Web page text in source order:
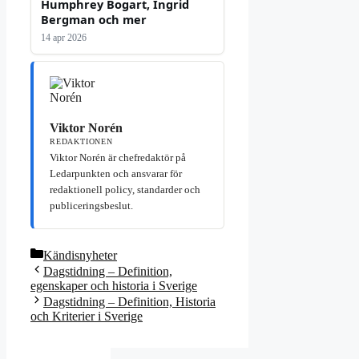
Humphrey Bogart, Ingrid
Bergman och mer
14 apr 2026
Viktor Norén
REDAKTIONEN
Viktor Norén är chefredaktör på
Ledarpunkten och ansvarar för
redaktionell policy, standarder och
publiceringsbeslut.
Kategorier
Kändisnyheter
Dagstidning – Definition,
egenskaper och historia i Sverige
Dagstidning – Definition, Historia
och Kriterier i Sverige